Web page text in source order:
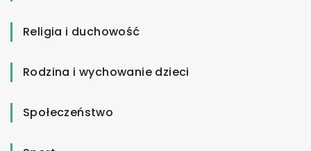
Religia i duchowość
Rodzina i wychowanie dzieci
Społeczeństwo